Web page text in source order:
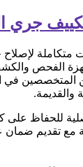
جري
الفحص
المتخصصين في
والقديمة.
للحفاظ على
مع تقديم ضمان